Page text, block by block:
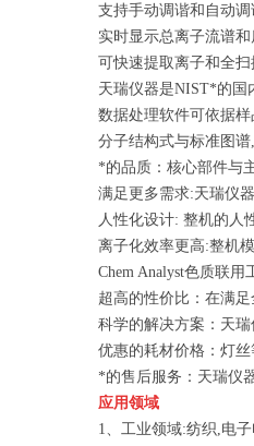
支持手动调谐和自动
实时显示总离子流谱
可快速提取离子和全
天瑞仪器是NIST*的国
数据处理软件可依据
分子结构式与标准图
*的品质：核心部件与
满足更多需求:天瑞仪
人性化设计: 整机的人
离子化效率更高:整机
Chem Analyst色质联
超高的性价比：在满
科学的解决方案：天
优惠的耗材价格：灯
*的售后服务：天瑞仪
应用领域
1、工业领域:纺织,电